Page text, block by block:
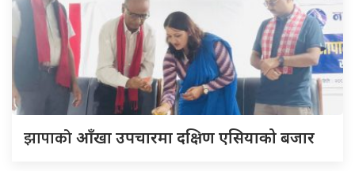
झापाकोआँखा उपचारमा दक्षिण एसियाको बजार